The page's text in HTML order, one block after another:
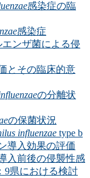
感染症の臨
感染症
ンザ菌による侵
とその臨床的意
の分離状
の保菌状況
influenzae type b
導入効果の評価
入前後の侵襲性感
9県における検討